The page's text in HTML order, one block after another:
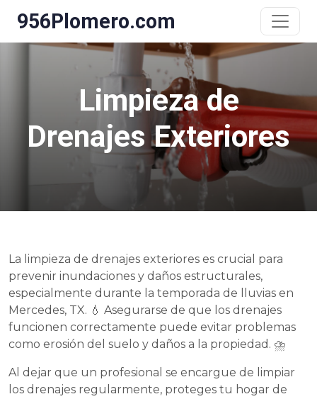
956Plomero.com
Limpieza de
Drenajes Exteriores
La limpieza de drenajes exteriores es crucial para
prevenir inundaciones y daños estructurales,
especialmente durante la temporada de lluvias en
Mercedes, TX. 💧 Asegurarse de que los drenajes
funcionen correctamente puede evitar problemas
como erosión del suelo y daños a la propiedad. ⛈️
Al dejar que un profesional se encargue de limpiar
los drenajes regularmente, proteges tu hogar de